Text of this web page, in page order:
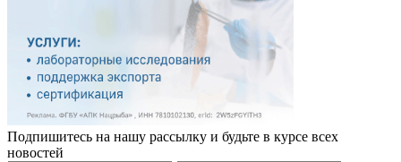
Подпишитесь на нашу рассылку и будьте в курсе всех
новостей